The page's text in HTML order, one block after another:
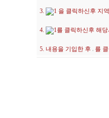
3. 을 클릭하신후 지
4. 를 클릭하신후 해
5. 내용을 기입한 후 를